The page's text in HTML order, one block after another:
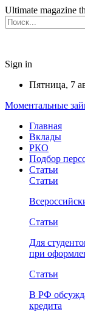
Ultimate magazine
Sign in
Пятница, 7
Моментальные
Главная
Вклады
РКО
Подбор
Статьи
Статьи
Статьи
Для
при
Статьи
В РФ
кредита